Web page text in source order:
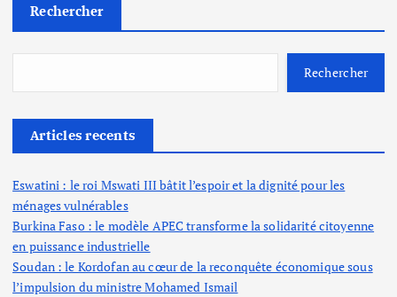
Rechercher
Rechercher
Articles recents
Eswatini : le roi Mswati III bâtit l’espoir et la dignité pour les
ménages vulnérables
Burkina Faso : le modèle APEC transforme la solidarité citoyenne
en puissance industrielle
Soudan : le Kordofan au cœur de la reconquête économique sous
l’impulsion du ministre Mohamed Ismail